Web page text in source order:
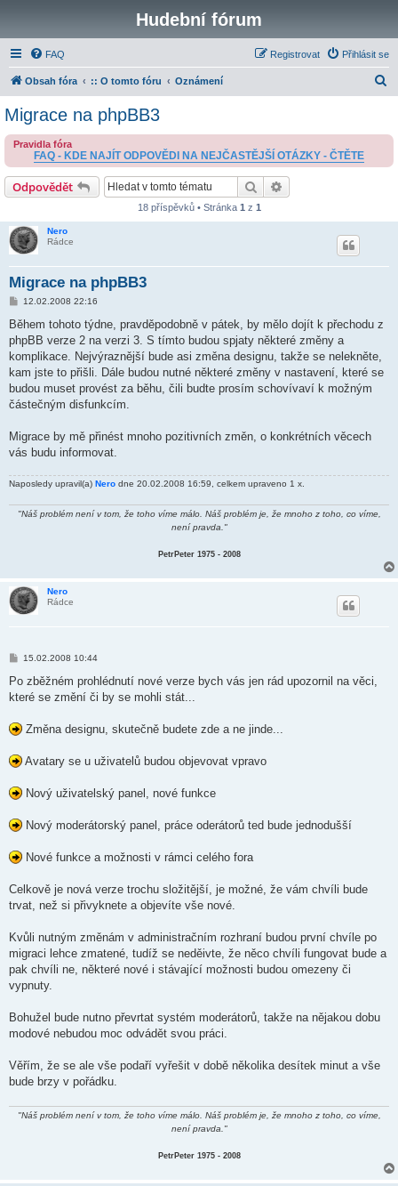
Hudební fórum
FAQ Přihlásit se
Registrovat
Obsah fóra :: O tomto fóru Oznámení
a
Migrace na phpBB3
Pravidla fóra
FAQ - KDE NAJÍT ODPOVĚDI NA NEJČASTĚJŠÍ OTÁZKY - ČTĚTE
Odpovědět Hledat
18 příspěvků • Stránka 1 z 1
Nero
Rádce
Migrace na phpBB3
P
í
p
ě
e
k
12.02.2008 22:16
Během tohoto týdne, pravděpodobně v pátek, by mělo dojít k přechodu z
phpBB verze 2 na verzi 3. S tímto budou spjaty některé změny a
komplikace. Nejvýraznější bude asi změna designu, takže se nelekněte,
kam jste to přišli. Dále budou nutné některé změny v nastavení, které se
budou muset provést za běhu, čili budte prosím schovívaví k možným
částečným disfunkcím.
Migrace by mě přinést mnoho pozitivních změn, o konkrétních věcech
vás budu informovat.
Naposledy upravil(a) Nero dne 20.02.2008 16:59, celkem upraveno 1 x.
"Náš problém není v tom, že toho víme málo. Náš problém je, že mnoho z toho, co víme,
není pravda."
PetrPeter 1975 - 2008
Nero
Rádce
P
í
p
v
e
15.02.2008 10:44
Po zběžném prohlédnutí nové verze bych vás jen rád upozornil na věci,
které se změní či by se mohli stát...
Změna designu, skutečně budete zde a ne jinde...
Avatary se u uživatelů budou objevovat vpravo
Nový uživatelský panel, nové funkce
Nový moderátorský panel, práce oderátorů ted bude jednodušší
Nové funkce a možnosti v rámci celého fora
Celkově je nová verze trochu složitější, je možné, že vám chvíli bude
trvat, než si přivyknete a objevíte vše nové.
Kvůli nutným změnám v administračním rozhraní budou první chvíle po
migraci lehce zmatené, tudíž se neděivte, že něco chvíli fungovat bude a
pak chvíli ne, některé nové i stávající možnosti budou omezeny či
vypnuty.
Bohužel bude nutno převrtat systém moderátorů, takže na nějakou dobu
modové nebudou moc odvádět svou práci.
Věřím, že se ale vše podaří vyřešit v době několika desítek minut a vše
bude brzy v pořádku.
"Náš problém není v tom, že toho víme málo. Náš problém je, že mnoho z toho, co víme,
není pravda."
PetrPeter 1975 - 2008